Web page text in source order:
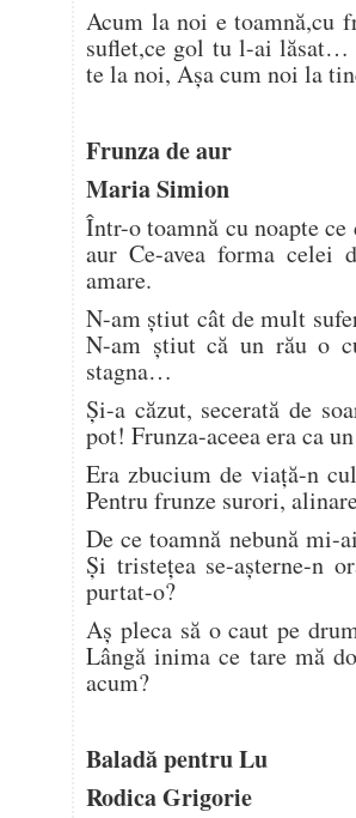
Acum la noi e toamnă,cu
suflet,ce gol tu l-ai lăsat…
te la noi, Așa cum noi la
Frunza de aur
Maria Simion
Într-o toamnă cu noapte
aur Ce-avea forma
amare.
N-am știut cât de mult
N-am știut că un rău o
stagna…
Și-a căzut, secerată de
pot! Frunza-aceea era ca
Era zbucium de viață-n
Pentru frunze surori,
De ce toamnă nebună mi-
Și tristețea se-așterne-n
purtat-o?
Aș pleca să o caut pe
Lângă inima ce tare mă
acum?
Baladă pentru Lu
Rodica Grigorie